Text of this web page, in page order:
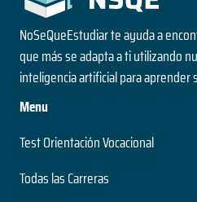
NoSeQueEstudiar te ayuda a
que más se adapta a ti utilizando
inteligencia artificial para
Menu
Test Orientación Vocacional
Todas las Carreras